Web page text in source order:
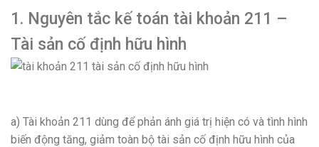
1. Nguyên tắc kế toán tài khoản 211 –
Tài sản cố định hữu hình
a) Tài khoản 211 dùng để phản ánh giá trị hiện có và tình hình
biến động tăng, giảm toàn bộ tài sản cố định hữu hình của